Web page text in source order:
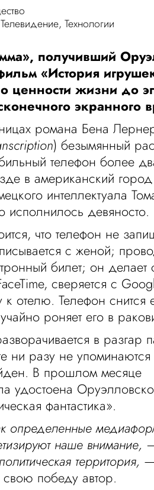
Телевидение,Технологии
получивший
«История
ценности жизни до
экранного
романа Бена
) безымянный
телефон более
в американский
интеллектуала
исполнилось девяносто.
что телефон не
с женой;
билет; он делает
сверяется с
к отелю. Телефон
роняет его в
в разгар
ни разу не
В прошлом месяце
удостоена
фантастика».
определенные
наше внимание,
территория, —
победу автор.